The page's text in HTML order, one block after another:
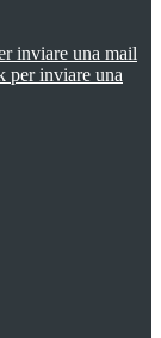
inviare una mail
per inviare una